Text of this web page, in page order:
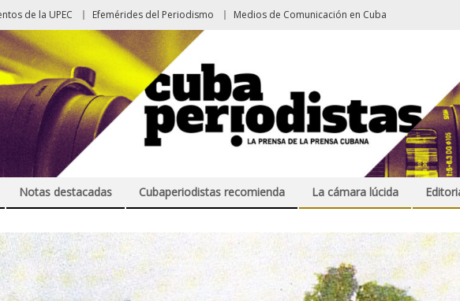
de la UPEC Efemérides del Periodismo Medios de Comunicación en Cuba
Notas destacadas Cubaperiodistas recomienda La cámara lúcida